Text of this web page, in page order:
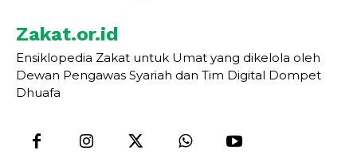
Zakat.or.id
Ensiklopedia Zakat untuk Umat yang dikelola oleh
Dewan Pengawas Syariah dan Tim Digital Dompet
Dhuafa